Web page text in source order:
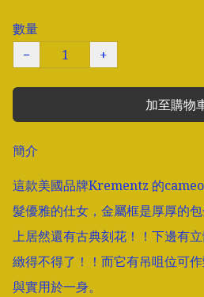
數量
−
+
加至購物
簡介
這款美國品牌Krementz 的
髮優雅的仕女，金屬框是厚厚的
上居然還有古典刻花！！下邊有
緻得不得了！！而它有吊咀位可
與實用於一身。